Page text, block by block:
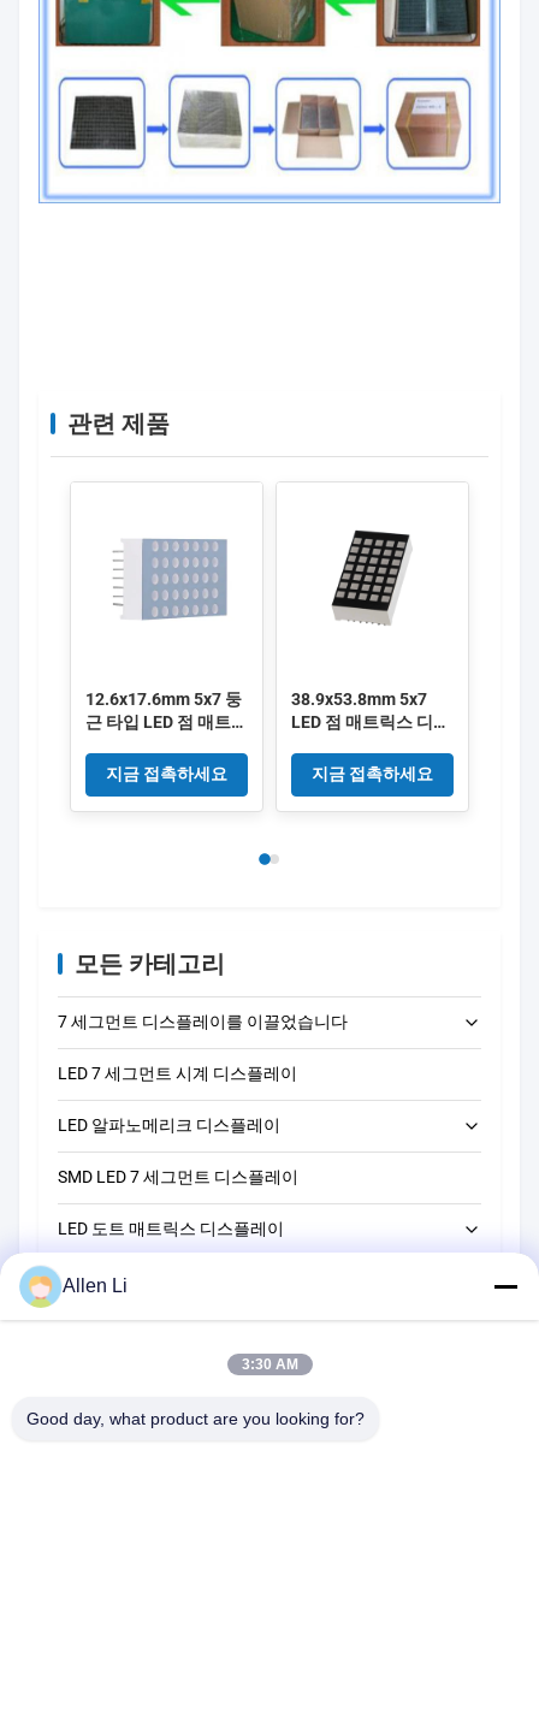
관련 제품
12.6x17.6mm 5x7 둥
근 타입 LED 점 매트릭
1.9mm (ultra bright
red/green/blue/RGB,
common
지금 접촉하세요
38.9x53.8mm 5x7
LED 점 매트릭스 디스
6mm (ultra bright
red/green/blue/RGB,
common
지금 접촉하세요
모든 카테고리
7 세그먼트 디스플레이를 이끌었습니다
LED 단자리 7개 세그먼트 디스플레이
LED 2자리 7세그먼트 디스플레이
LED 3자리 7개 세그먼트 디스플레이
LED 4자리 7개 세그먼트 디스플레이
LED 5자리 7개 세그먼트 디스플레이
LED 7 세그먼트 시계 디스플레이
LED 알파노메리크 디스플레이
14 세그먼트 LED 알파노메리크 디스플레이
16 세그먼트 LED 알파노메리크 디스플레이
SMD LED 7 세그먼트 디스플레이
LED 도트 매트릭스 디스플레이
5*7 LED 도트 매트릭스 디스플레이
LED 막대 그래프 디스플레이
Allen Li
3:30 AM
Good day, what product are you looking for?